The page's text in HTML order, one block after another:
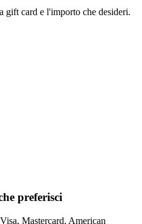
gift card e l'importo che desideri.
preferisci
Mastercard, American